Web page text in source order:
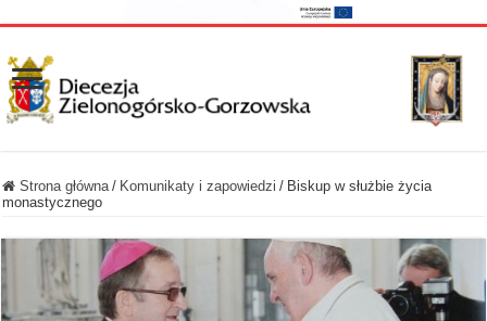
Strona główna / Komunikaty i zapowiedzi / Biskup w służbie życia
monastycznego